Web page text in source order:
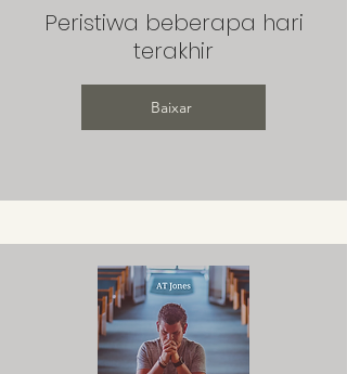
Peristiwa beberapa hari
terakhir
Baixar